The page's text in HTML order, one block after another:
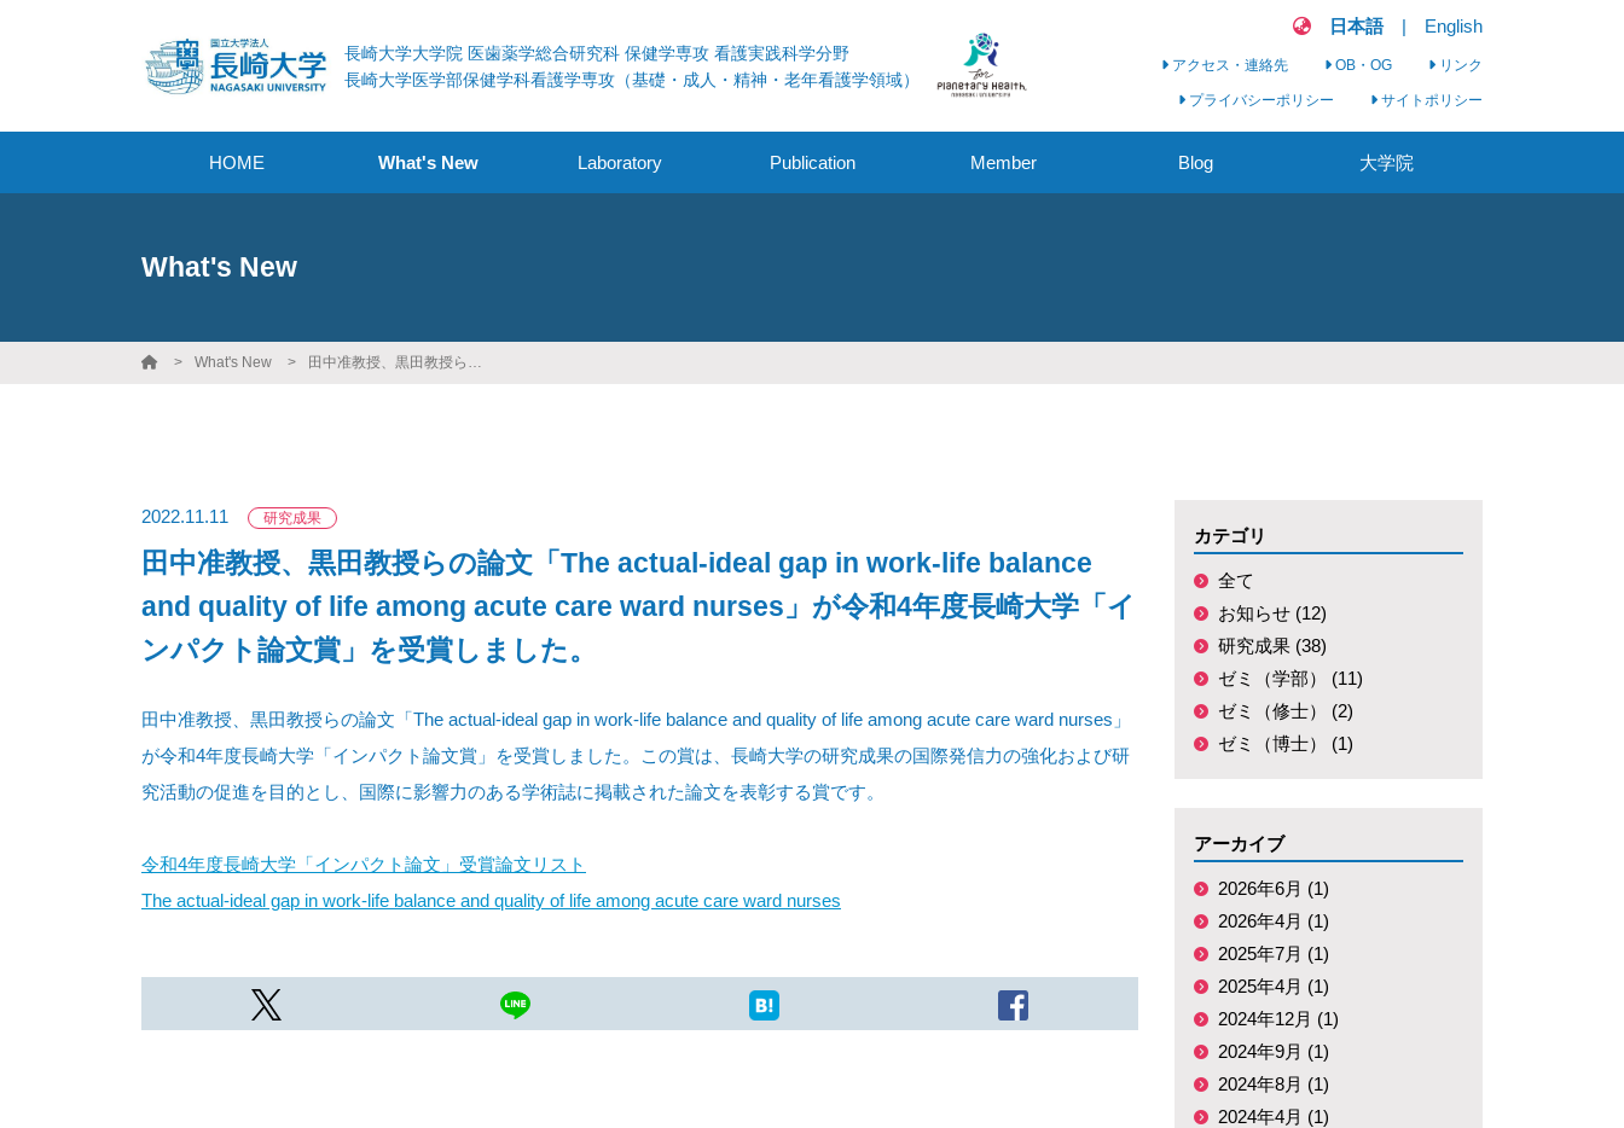
長崎大学大学院 医歯薬学総合研究科 保健学専攻 看護実践科学分野
長崎大学医学部保健学科看護学専攻（基礎・成人・精神・老年看護学領域）
日本語 | English
アクセス・連絡先 OB・OG リンク
プライバシーポリシー サイトポリシー
HOME What's New Laboratory Publication Member Blog 大学院
What's New
What's New 田中准教授、黒田教授らの論文「The actual-ideal gap in work-life balance and quality of life among acute care ward nurses」が令和4年度長崎大学「インパクト論文賞」を受賞しました。
2022.11.11 研究成果
田中准教授、黒田教授らの論文「The actual-ideal gap in work-life balance
and quality of life among acute care ward nurses」が令和4年度長崎大学「イ
ンパクト論文賞」を受賞しました。
田中准教授、黒田教授らの論文「The actual-ideal gap in work-life balance and quality of life among acute care ward nurses」
が令和4年度長崎大学「インパクト論文賞」を受賞しました。この賞は、長崎大学の研究成果の国際発信力の強化および研
究活動の促進を目的とし、国際に影響力のある学術誌に掲載された論文を表彰する賞です。
令和4年度長崎大学「インパクト論文」受賞論文リスト
The actual-ideal gap in work-life balance and quality of life among acute care ward nurses
カテゴリ
全て
お知らせ (12)
研究成果 (38)
ゼミ（学部） (11)
ゼミ（修士） (2)
ゼミ（博士） (1)
アーカイブ
2026年6月 (1)
2026年4月 (1)
2025年7月 (1)
2025年4月 (1)
2024年12月 (1)
2024年9月 (1)
2024年8月 (1)
2024年4月 (1)